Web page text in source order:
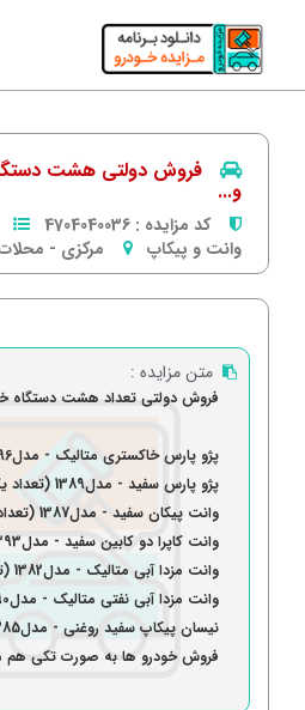
فروش دولتی هشت دستگاه
و...
کد مزایده : 4704040036
وانت و پیکاپ
مرکزی -
متن مزایده :
فروش دولتی تعداد هشت دستگاه
پژو پارس خاکستری متالیک - مدل1396 (تعداد دو دستگاه)
پژو پارس سفید - مدل1389 (تعداد یک دستگاه)
وانت پیکان سفید - مدل1387 (تعداد یک دستگاه)
وانت کاپرا دو کابین سفید - مدل1393 (تعداد یک دستگاه)
وانت مزدا آبی متالیک - مدل1382 (تعداد یک دستگاه)
وانت مزدا آبی نفتی متالیک - مدل1390 (تعداد یک دستگاه)
نیسان پیکاپ سفید روغنی - مدل1385 (تعداد یک دستگاه)
فروش خودرو ها به صورت تکی هم